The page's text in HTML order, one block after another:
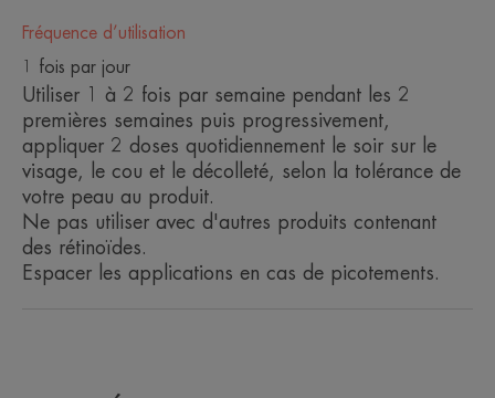
Fréquence d’utilisation
1 fois par jour
Utiliser 1 à 2 fois par semaine pendant les 2
premières semaines puis progressivement,
appliquer 2 doses quotidiennement le soir sur le
visage, le cou et le décolleté, selon la tolérance de
votre peau au produit.
Ne pas utiliser avec d'autres produits contenant
des rétinoïdes.
Espacer les applications en cas de picotements.